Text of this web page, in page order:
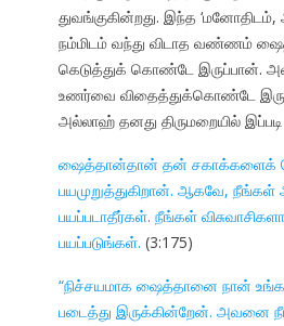
துவங்குகின்றது. இந்த
நம்மிடம் வந்து விடாத வண்ணம்
கெடுத்துக் கொண்டே இருப்பான்.
உணர்வை விதைத்துக்கொண்டே
அல்லாஹ் தனது திருமறையில்
ஷைத்தான்தான் தன் சகாக்களைக்
பயமுறுத்துகிறான். ஆகவே, நீங்கள்
பயப்படாதீர்கள். நீங்கள்
பயப்படுங்கள். (3:175)
“நிச்சயமாக ஷைத்தானை நான்
படைத்து இருக்கின்றேன். அவனை